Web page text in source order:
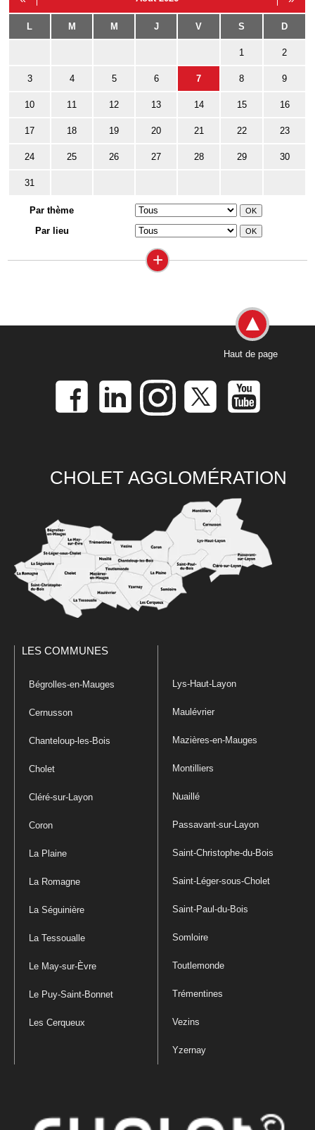
L M M J V S D
1 2
3 4 5 6 7 8 9
10 11 12 13 14 15 16
17 18 19 20 21 22 23
24 25 26 27 28 29 30
31
Par thème
Par lieu
+
Haut de page
CHOLET AGGLOMÉRATION
LES COMMUNES
Bégrolles-en-Mauges
Cernusson
Chanteloup-les-Bois
Cholet
Cléré-sur-Layon
Coron
La Plaine
La Romagne
La Séguinière
La Tessoualle
Le May-sur-Èvre
Le Puy-Saint-Bonnet
Les Cerqueux
Lys-Haut-Layon
Maulévrier
Mazières-en-Mauges
Montilliers
Nuaillé
Passavant-sur-Layon
Saint-Christophe-du-Bois
Saint-Léger-sous-Cholet
Saint-Paul-du-Bois
Somloire
Toutlemonde
Trémentines
Vezins
Yzernay